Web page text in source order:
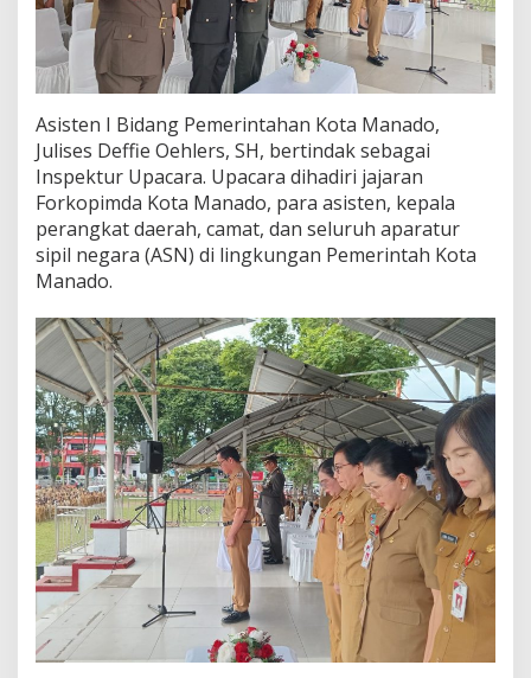
7
d
i
L
a
p
a
n
g
S
p
a
r
t
a
T
i
k
a
Asisten I Bidang Pemerintahan Kota Manado,
Julises Deffie Oehlers, SH, bertindak sebagai
Inspektur Upacara. Upacara dihadiri jajaran
Forkopimda Kota Manado, para asisten, kepala
perangkat daerah, camat, dan seluruh aparatur
sipil negara (ASN) di lingkungan Pemerintah Kota
Manado.